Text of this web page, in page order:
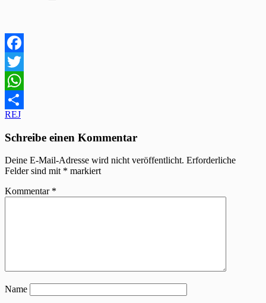
Facebook
Twitter
WhatsApp
Teilen
Beitragsnavigation
REJ
Schreibe einen Kommentar
Deine E-Mail-Adresse wird nicht veröffentlicht. Erforderliche
Felder sind mit * markiert
Kommentar *
Name